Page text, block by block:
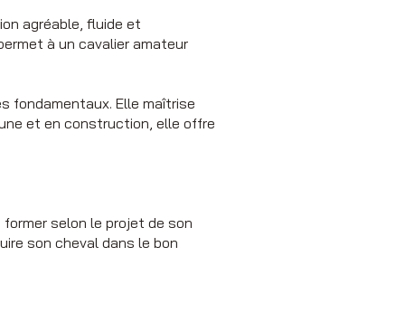
agréable, fluide et
à un cavalier amateur
fondamentaux. Elle maîtrise
et en construction, elle offre
selon le projet de son
son cheval dans le bon